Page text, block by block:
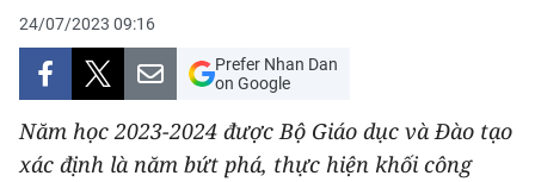
VĂN HÓA
XÃ HỘI
PHÁP LUẬT
24/07/2023 09:16
Prefer Nhan Dan
on Google
Năm học 2023-2024 được Bộ Giáo dục và Đào tạo
xác định là năm bứt phá, thực hiện khối công